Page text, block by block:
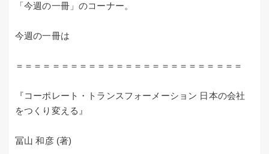
「今週の一冊」のコーナー。
今週の一冊は
＝＝＝＝＝＝＝＝＝＝＝＝＝＝＝＝＝＝＝＝＝＝＝＝＝
『コーポレート・トランスフォーメーション 日本の会社
をつくり変える』
冨山 和彦 (著)